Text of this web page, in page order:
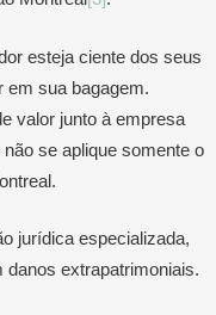
esteja ciente dos seus
em sua bagagem.
valor junto à empresa
se aplique somente o
jurídica especializada,
extrapatrimoniais.